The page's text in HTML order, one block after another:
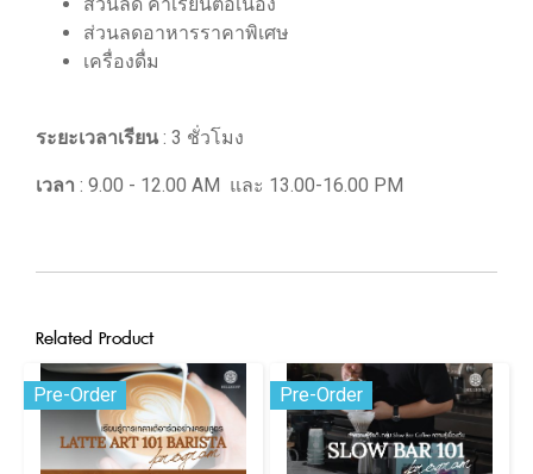
ส่วนลดอาหารราคาพิเศษ
เครื่องดื่ม
ระยะเวลาเรียน : 3 ชั่วโมง
เวลา : 9.00 - 12.00 AM และ 13.00-16.00 PM
Related Product
Pre-Order Pre-Order